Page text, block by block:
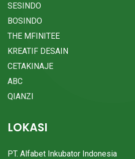
SESINDO
BOSINDO
THE MFINITEE
KREATIF DESAIN
CETAKINAJE
ABC
QIANZI
LOKASI
PT. Alfabet Inkubator Indonesia